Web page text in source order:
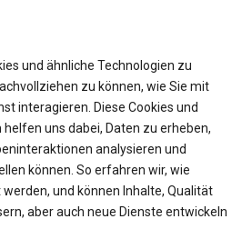
und ähnliche Technologien zu
zu können, wie Sie mit
interagieren. Diese Cookies und
uns dabei, Daten zu erheben,
analysieren und
können. So erfahren wir, wie
und können Inhalte, Qualität
aber auch neue Dienste entwickeln